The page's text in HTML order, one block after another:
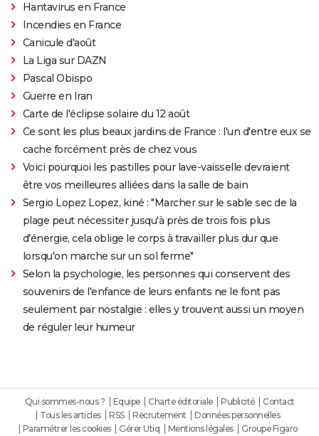
Hantavirus en France
Incendies en France
Canicule d'août
La Liga sur DAZN
Pascal Obispo
Guerre en Iran
Carte de l'éclipse solaire du 12 août
Ce sont les plus beaux jardins de France : l'un d'entre eux se
cache forcément près de chez vous
Voici pourquoi les pastilles pour lave-vaisselle devraient
être vos meilleures alliées dans la salle de bain
Sergio Lopez Lopez, kiné : "Marcher sur le sable sec de la
plage peut nécessiter jusqu'à près de trois fois plus
d'énergie, cela oblige le corps à travailler plus dur que
lorsqu'on marche sur un sol ferme"
Selon la psychologie, les personnes qui conservent des
souvenirs de l'enfance de leurs enfants ne le font pas
seulement par nostalgie : elles y trouvent aussi un moyen
de réguler leur humeur
Qui sommes-nous ? Equipe Charte éditoriale Publicité
Contact
Tous les articles
RSS Recrutement
Données personnelles
Paramétrer les cookies
Gérer Utiq Mentions légales Groupe Figaro